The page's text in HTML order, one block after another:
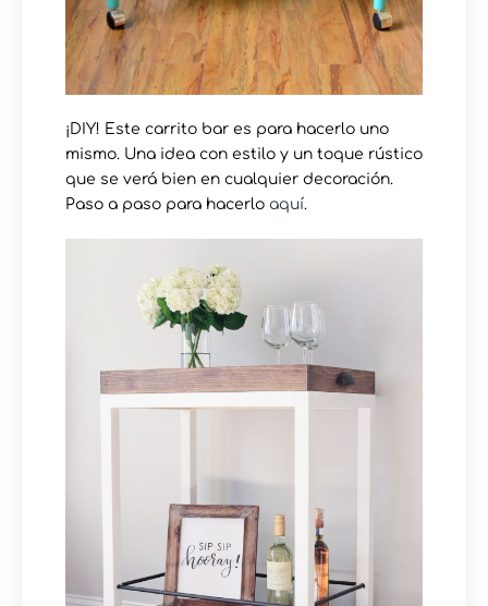
¡DIY! Este carrito bar es para hacerlo uno
mismo. Una idea con estilo y un toque rústico
que se verá bien en cualquier decoración.
Paso a paso para hacerlo aquí.